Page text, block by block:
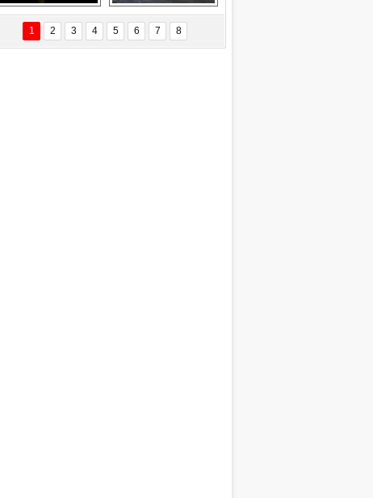
SEÇİL ÖZYANIK
Ne Değişti?
Delta uçağına
yıldırım çarptı
Ford Focus RS
(2015)
1 2 3 4 5 6 7 8